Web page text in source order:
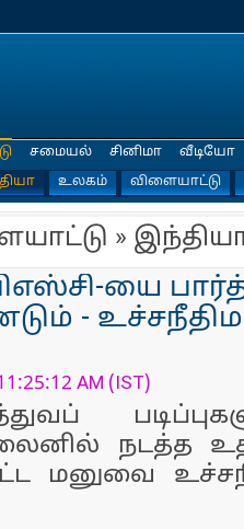
உலகம் விளையாட்டு
சமையல் சினிமா வீடியோ
»
யை
-
AM (IST)
நடத்த
மனுவை